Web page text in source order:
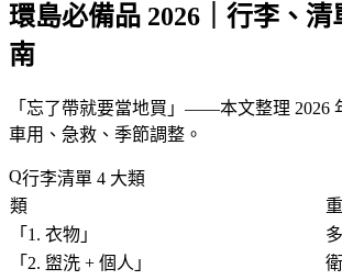
環島必備品 2026｜行李、清
南
「 忘了帶就要當地買 」——本文整理 2026
車用、急救、季節調整。
行李清單 4 大類
類
「 1. 衣物 」
「 2. 盥洗 + 個人 」